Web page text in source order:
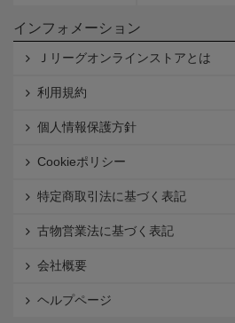
インフォメーション
Ｊリーグオンラインストアとは
利用規約
個人情報保護方針
Cookieポリシー
特定商取引法に基づく表記
古物営業法に基づく表記
会社概要
ヘルプページ